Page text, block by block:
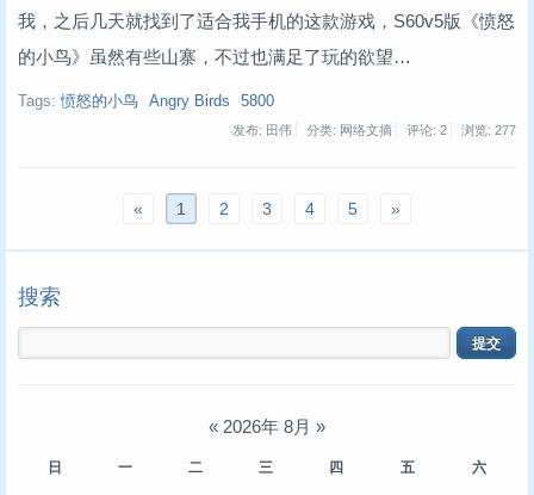
我，之后几天就找到了适合我手机的这款游戏，S60v5版《愤怒
的小鸟》虽然有些山寨，不过也满足了玩的欲望…
Tags: 愤怒的小鸟 Angry Birds 5800
发布: 田伟 分类: 网络文摘 评论: 2 浏览: 277
« 1 2 3 4 5 »
搜索
« 2026年 8月 »
日 一 二 三 四 五 六